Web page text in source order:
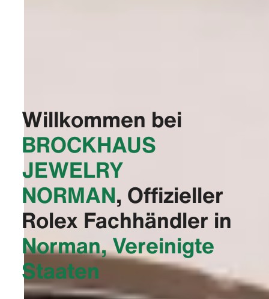
Willkommen bei
‭BROCKHAUS
JEWELRY
NORMAN‬, Offizieller
Rolex Fachhändler in
Norman, Vereinigte
Staaten